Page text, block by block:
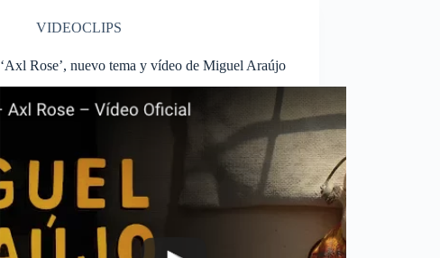
VIDEOCLIPS
‘Axl Rose’, nuevo tema y vídeo de Miguel Araújo